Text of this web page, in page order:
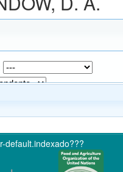
default.indexado???